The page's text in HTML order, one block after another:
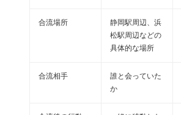
合流場所
静岡駅周辺、浜
松駅周辺などの
具体的な場所
合流相手
誰と会っていた
か